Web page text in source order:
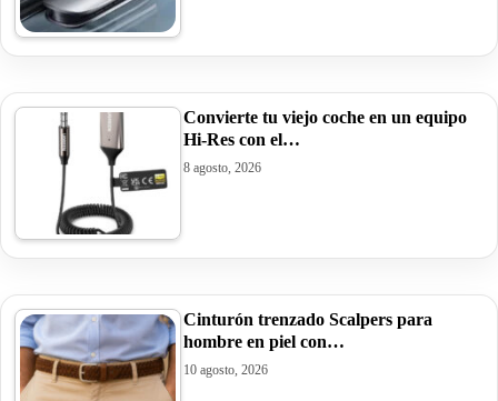
Convierte tu viejo coche en un equipo
Hi-Res con el…
8 agosto, 2026
Cinturón trenzado Scalpers para
hombre en piel con…
10 agosto, 2026